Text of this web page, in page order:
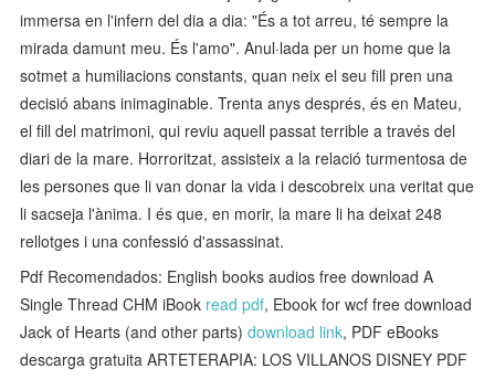
immersa en l'infern del dia a dia: "És a tot arreu, té sempre la
mirada damunt meu. És l'amo". Anul·lada per un home que la
sotmet a humiliacions constants, quan neix el seu fill pren una
decisió abans inimaginable. Trenta anys després, és en Mateu,
el fill del matrimoni, qui reviu aquell passat terrible a través del
diari de la mare. Horroritzat, assisteix a la relació turmentosa de
les persones que li van donar la vida i descobreix una veritat que
li sacseja l'ànima. I és que, en morir, la mare li ha deixat 248
rellotges i una confessió d'assassinat.
Pdf Recomendados: English books audios free download A
Single Thread CHM iBook read pdf, Ebook for wcf free download
Jack of Hearts (and other parts)download link, PDF eBooks
descarga gratuita ARTETERAPIA: LOS VILLANOS DISNEY PDF